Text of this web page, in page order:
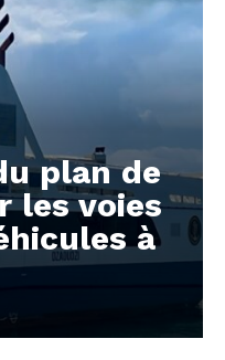
plan de
les voies
à